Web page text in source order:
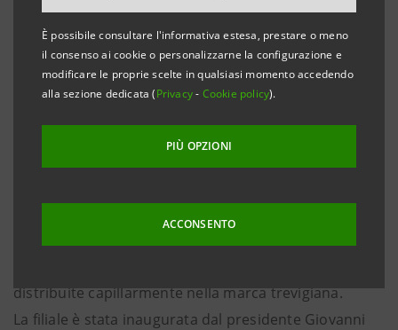
È possibile consultare l'informativa estesa, prestare o meno
il consenso ai cookie o personalizzarne la configurazione e
modificare le proprie scelte in qualsiasi momento accedendo
alla sezione dedicata (Privacy- Cookie policy).
PIÙ OPZIONI
ACCONSENTO
• prossimità al cliente e radicamento locale, i punti di
forza di CR Veneto
• 86 filiali a servizio del trevigiano
- Cassa di Risparmio del Veneto
distribuite capillarmente nella marca trevigiana.
La filiale è stata inaugurata dal presidente Giovanni